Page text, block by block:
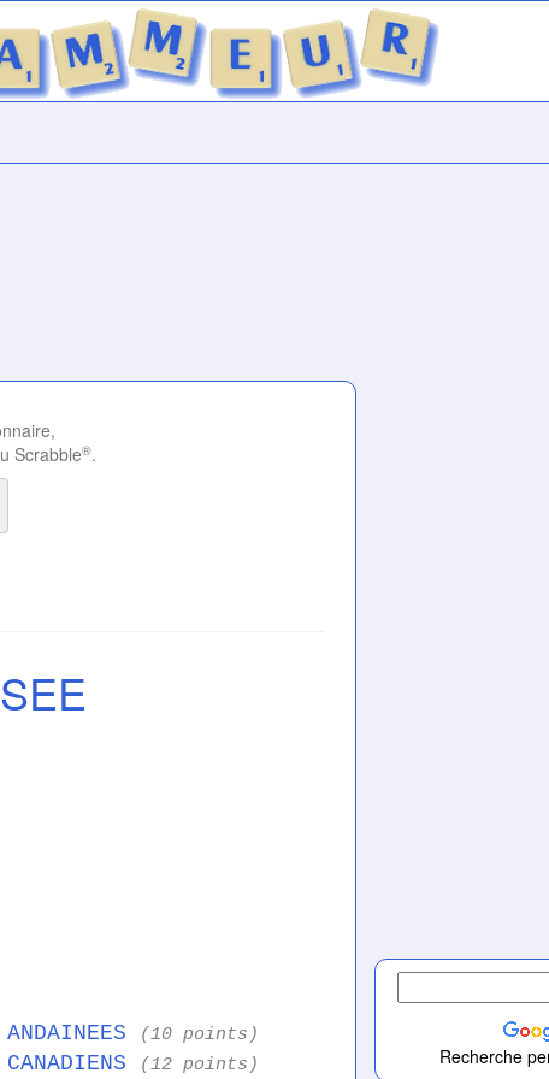
Scrabble®.
ANDAINEES (10 points)
CANADIENS (12 points) Recherche